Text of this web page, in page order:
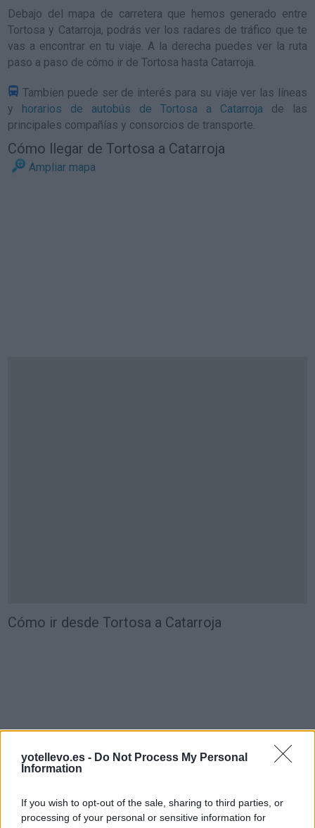
yotellevo.es - Do Not Process My Personal
Information
If you wish to opt-out of the sale, sharing to third parties, or
processing of your personal or sensitive information for
Debajo del mapa de carretera que hemos generado entre
Tortosa y Catarroja, podrás ver los radares de tráfico que te
vas a encontrar en tu viaje. A la derecha puedes ver la ruta
paso a paso de cómo ir de Tortosa hasta Catarroja.
Tambien puede ser de interés para su viaje ver las líneas
y horarios de autobús de Tortosa a Catarroja de las
principales compañías y consorcios de transporte.
Cómo llegar de Tortosa a Catarroja
Ampliar mapa
Cómo ir desde Tortosa a Catarroja